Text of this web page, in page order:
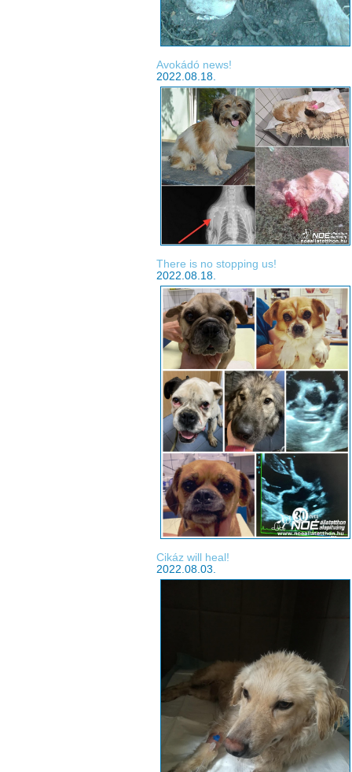
Avokádó news!
2022.08.18.
There is no stopping us!
2022.08.18.
Cikáz will heal!
2022.08.03.